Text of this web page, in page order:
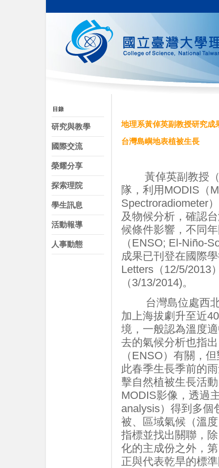
研究與教學
國際交流
榮耀分享
探索理院
學生訊息
活動報導
人事動態
地理系黃倬英副教授研究成
台灣島嶼地表植被生長
黃倬英副教授（
隊，利用MODIS（
Spectroradiometer
及物候分析，確認
候條件影響，不同
（ENSO; El-Niño-
成果已刊登在國際
Letters（12/5/2013
（3/13/2014)。
台灣島位處西北
加上海拔劇升至近
境，一般認為溫度
去的氣候分析也指
（ENSO）有關，
此春季生長季前的
擊自然植被生長活
MODIS影像，透過
analysis）得到多個
被、區域氣候（溫
指標並找出關聯，
化的主成份之外，
正與代表乾旱的標